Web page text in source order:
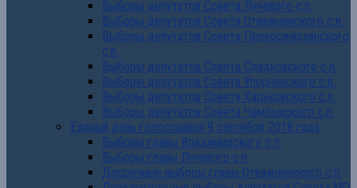
Выборы депутатов Совета Лучевого с.п.
Выборы депутатов Совета Отважненского с.п.
Выборы депутатов Совета Первосинюхинского
с.п.
Выборы депутатов Совета Сладковского с.п.
Выборы депутатов Совета Упорненского с.п.
Выборы депутатов Совета Харьковского с.п.
Выборы депутатов Совета Чамлыкского с.п.
Единый день голосования 9 сентября 2018 года
Выборы главы Владимирского с.п.
Выборы главы Лучевого с.п.
Досрочные выборы главы Отважненского с.п.